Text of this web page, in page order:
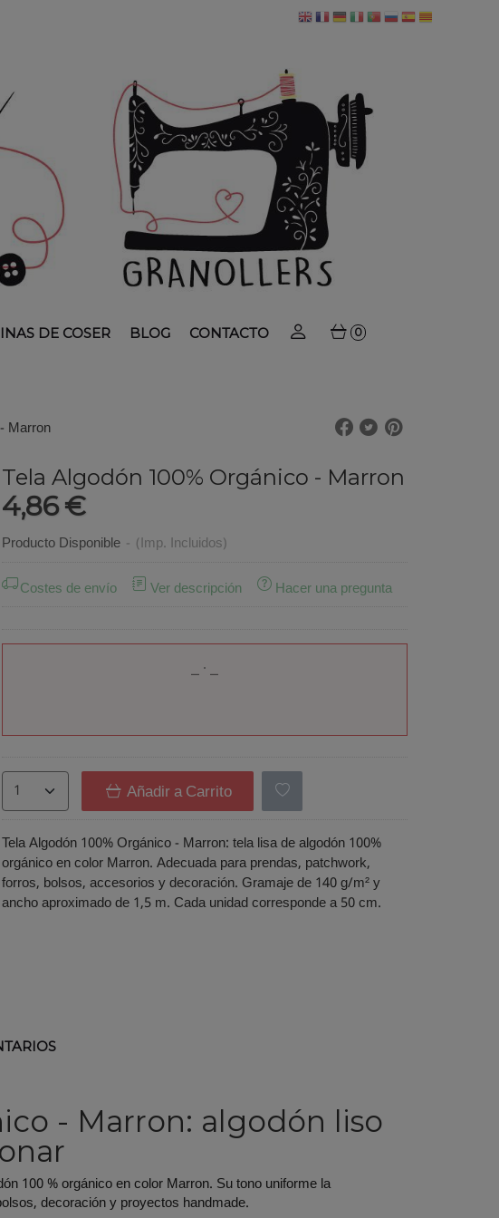
DE COSER BLOG CONTACTO 0
Marron
Tela Algodón 100% Orgánico - Marron
4,86 €
Producto Disponible - (Imp. Incluidos)
Costes de envío
Ver descripción Hacer una pregunta
Añadir a Carrito
Tela Algodón 100% Orgánico - Marron: tela lisa de algodón 100%
orgánico en color Marron. Adecuada para prendas, patchwork,
forros, bolsos, accesorios y decoración. Gramaje de 140 g/m² y
ancho aproximado de 1,5 m. Cada unidad corresponde a 50 cm.
- Marron: algodón liso
100 % orgánico en color Marron. Su tono uniforme la
decoración y proyectos handmade.